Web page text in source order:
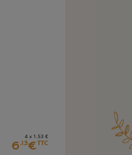
4 x 1 .53 €
6.13€TTC